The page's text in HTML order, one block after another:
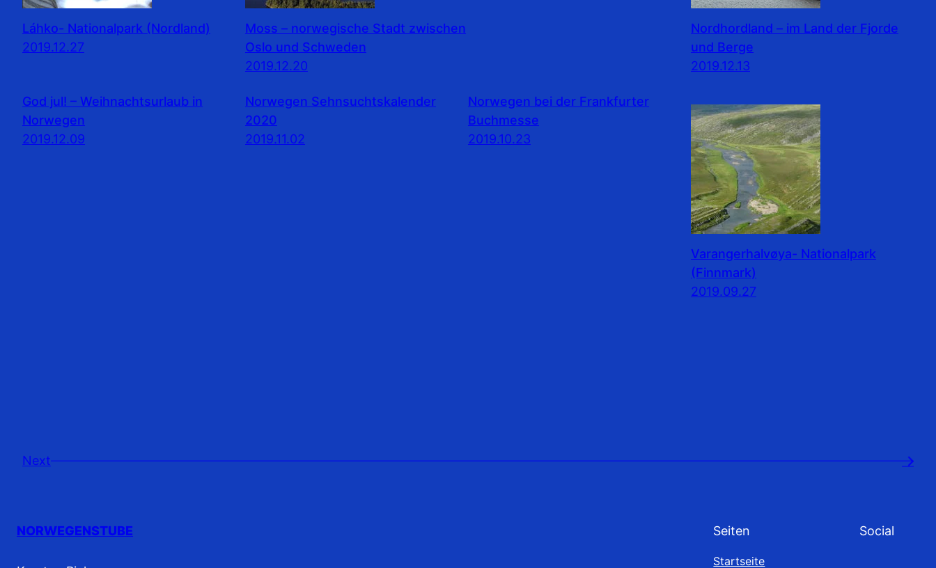
Láhko- Nationalpark (Nordland)
2019.12.27
Moss – norwegische Stadt zwischen
Oslo und Schweden
2019.12.20
Nordhordland – im Land der Fjorde
und Berge
2019.12.13
God jul! – Weihnachtsurlaub in
Norwegen
2019.12.09
Norwegen Sehnsuchtskalender
2020
2019.11.02
Norwegen bei der Frankfurter
Buchmesse
2019.10.23
Varangerhalvøya- Nationalpark
(Finnmark)
2019.09.27
Next →
NORWEGENSTUBE Seiten
Startseite
Social